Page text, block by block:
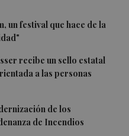
un festival que hace de la
recibe un sello estatal
a las personas
de los
de Incendios